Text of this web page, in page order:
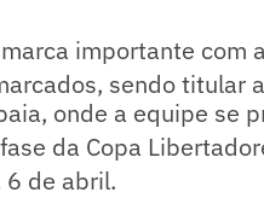
importante com
sendo titular
onde a equipe se
da Copa
6 de abril.